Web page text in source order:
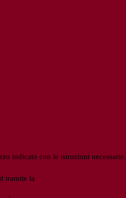
indicato con le istruzioni necessarie.
tramite la